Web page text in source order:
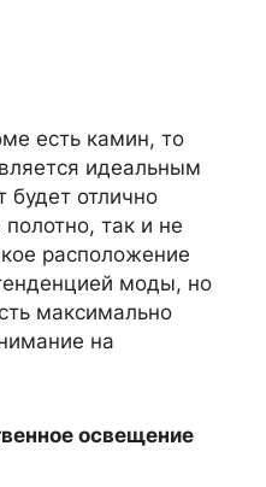
есть камин, то
идеальным
будет отлично
так и не
расположение
моды, но
максимально
на
освещение